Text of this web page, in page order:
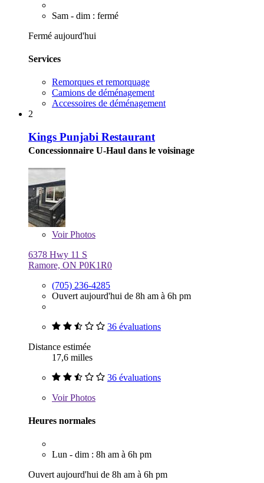
Sam - dim : fermé
Fermé aujourd'hui
Services
Remorques et remorquage
Camions de déménagement
Accessoires de déménagement
2
Kings Punjabi Restaurant
Concessionnaire U-Haul dans le voisinage
VoirPhotos
6378 Hwy 11 S
Ramore, ON P0K1R0
(705) 236-4285
Ouvert aujourd'hui de 8h am à 6h pm
36 évaluations
Distance estimée
17,6 milles
36 évaluations
VoirPhotos
Heures normales
Lun - dim : 8h am à 6h pm
Ouvert aujourd'hui de 8h am à 6h pm